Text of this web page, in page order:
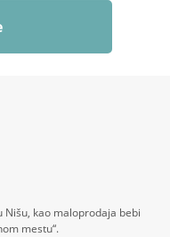
Nišu, kao maloprodaja bebi
mestu“.